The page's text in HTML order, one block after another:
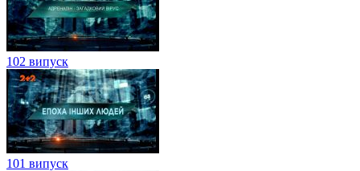
102 випуск
101 випуск